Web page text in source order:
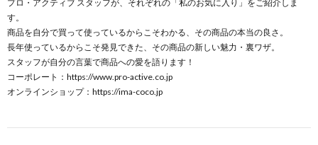
プロ・アクティブ スタッフが、それぞれの「私のお気に入り」をご紹介しま
す。
商品を自分で買って使っているからこそわかる、その商品の本当の良さ。
長年使っているからこそ発見できた、その商品の新しい魅力・裏ワザ。
スタッフが自分の言葉で商品への愛を語ります！
コーポレート： https://www.pro-active.co.jp
オンラインショップ： https://ima-coco.jp